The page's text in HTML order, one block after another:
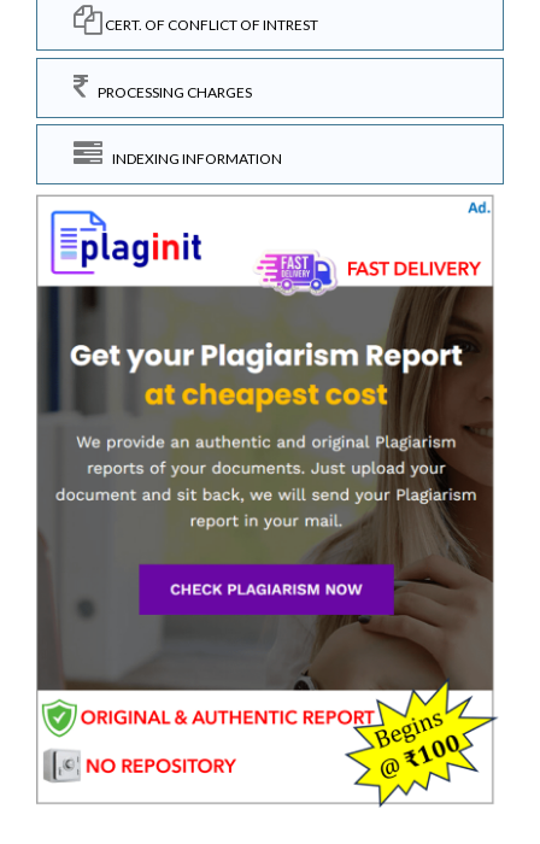
CERT. OF CONFLICT OF INTREST
PROCESSING CHARGES
INDEXING INFORMATION